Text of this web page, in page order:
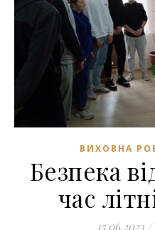
ВИХОВНА
Безпека
час
15.06.2023 /